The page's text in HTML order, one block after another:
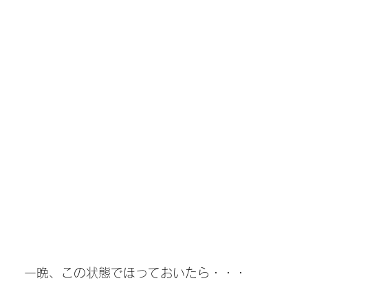
一晩、この状態でほっておいたら・・・